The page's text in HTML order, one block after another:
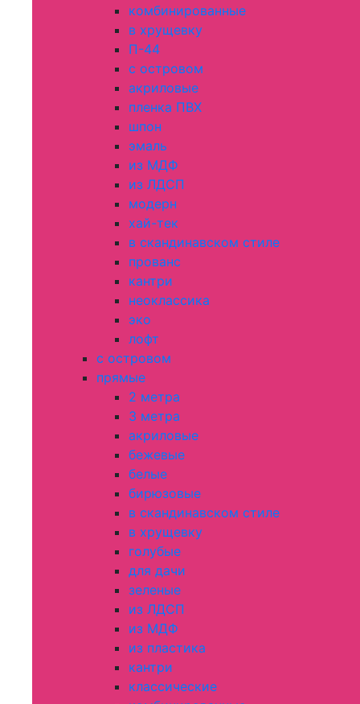
комбинированные
в хрущевку
П-44
с островом
акриловые
пленка ПВХ
шпон
эмаль
из МДФ
из ЛДСП
модерн
хай-тек
в скандинавском стиле
прованс
кантри
неоклассика
эко
лофт
с островом
прямые
2 метра
3 метра
акриловые
бежевые
белые
бирюзовые
в скандинавском стиле
в хрущевку
голубые
для дачи
зеленые
из ЛДСП
из МДФ
из пластика
кантри
классические